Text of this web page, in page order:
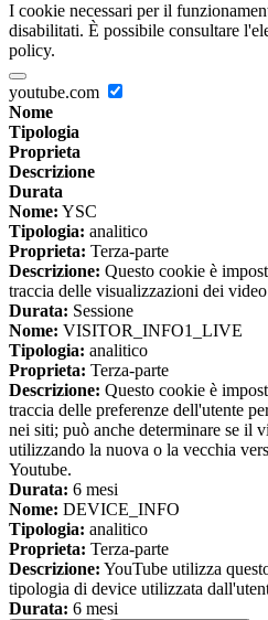
I cookie necessari per il
disabilitati. È possibile consultare
policy.
youtube.com
Nome
Tipologia
Proprieta
Descrizione
Durata
Nome: YSC
Tipologia: analitico
Proprieta: Terza-parte
Descrizione: Questo cookie è
traccia delle visualizzazioni dei
Durata: Sessione
Nome: VISITOR_INFO1_LIVE
Tipologia: analitico
Proprieta: Terza-parte
Descrizione: Questo cookie è
traccia delle preferenze dell'utente
nei siti; può anche determinare se il
utilizzando la nuova o la vecchia
Youtube.
Durata: 6 mesi
Nome: DEVICE_INFO
Tipologia: analitico
Proprieta: Terza-parte
Descrizione: YouTube utilizza
tipologia di device utilizzata
Durata: 6 mesi